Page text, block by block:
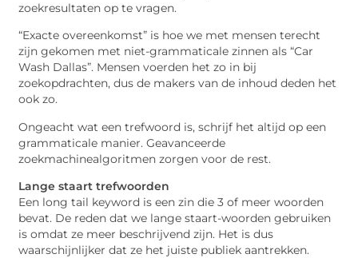
zoekresultaten op te vragen.
“Exacte overeenkomst” is hoe we met mensen terecht
zijn gekomen met niet-grammaticale zinnen als “Car
Wash Dallas”. Mensen voerden het zo in bij
zoekopdrachten, dus de makers van de inhoud deden het
ook zo.
Ongeacht wat een trefwoord is, schrijf het altijd op een
grammaticale manier. Geavanceerde
zoekmachinealgoritmen zorgen voor de rest.
Lange staart trefwoorden
Een long tail keyword is een zin die 3 of meer woorden
bevat. De reden dat we lange staart-woorden gebruiken
is omdat ze meer beschrijvend zijn. Het is dus
waarschijnlijker dat ze het juiste publiek aantrekken.